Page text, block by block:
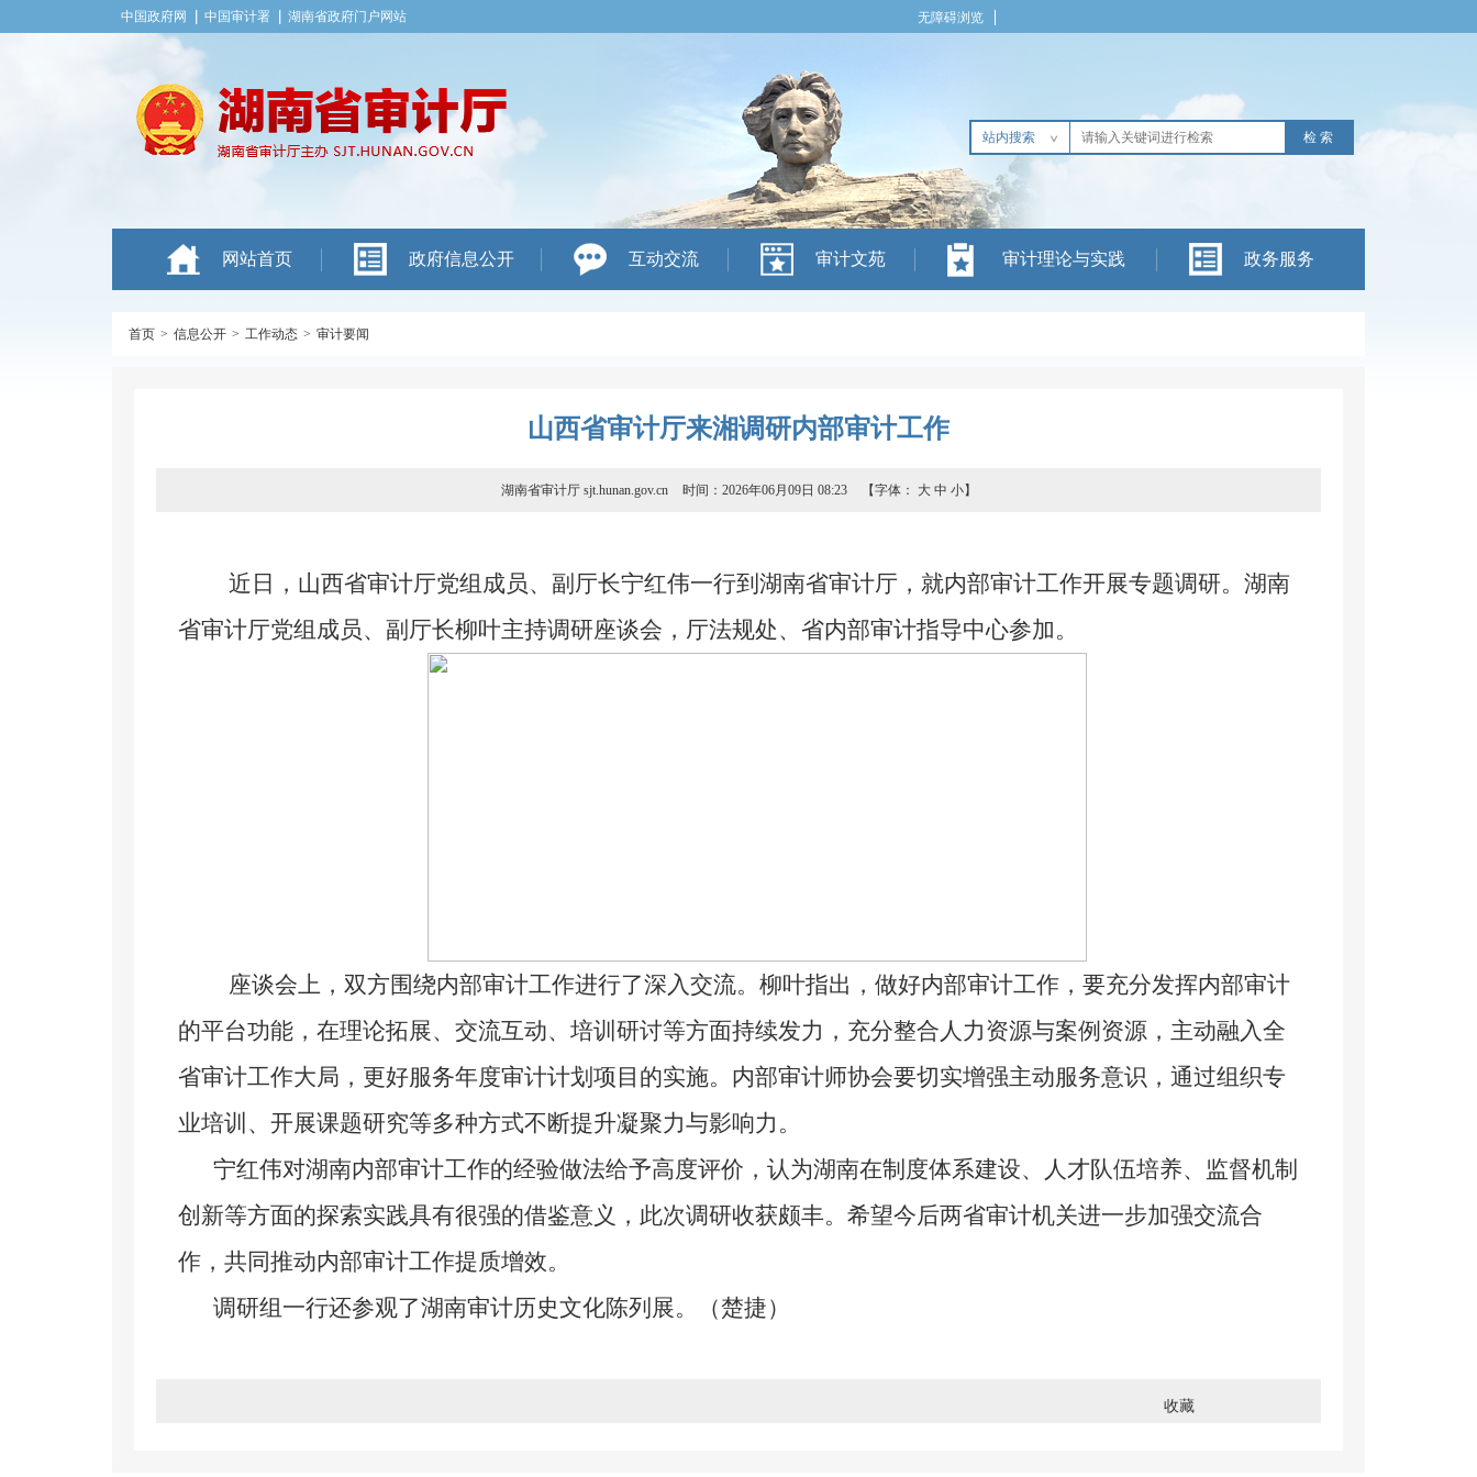
中国政府网 中国审计署 湖南省政府门户网站 无障碍浏览
站内搜索
网站首页 政府信息公开 互动交流 审计文苑 审计理论与实践 政务服务
首页 > 信息公开 > 工作动态 > 审计要闻
山西省审计厅来湘调研内部审计工作
湖南省审计厅 sjt.hunan.gov.cn 时间：2026年06月09日 08:23 【字体： 大 中 小】
近日，山西省审计厅党组成员、副厅长宁红伟一行到湖南省审计厅，就内部审计工作开展专题调研。湖南
省审计厅党组成员、副厅长柳叶主持调研座谈会，厅法规处、省内部审计指导中心参加。
座谈会上，双方围绕内部审计工作进行了深入交流。柳叶指出，做好内部审计工作，要充分发挥内部审计
的平台功能，在理论拓展、交流互动、培训研讨等方面持续发力，充分整合人力资源与案例资源，主动融入全
省审计工作大局，更好服务年度审计计划项目的实施。内部审计师协会要切实增强主动服务意识，通过组织专
业培训、开展课题研究等多种方式不断提升凝聚力与影响力。
宁红伟对湖南内部审计工作的经验做法给予高度评价，认为湖南在制度体系建设、人才队伍培养、监督机制
创新等方面的探索实践具有很强的借鉴意义，此次调研收获颇丰。希望今后两省审计机关进一步加强交流合
作，共同推动内部审计工作提质增效。
调研组一行还参观了湖南审计历史文化陈列展。（楚捷）
收藏